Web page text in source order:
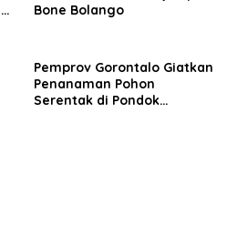
Bone Bolango
Pemprov Gorontalo Giatkan
Penanaman Pohon
Serentak di Pondok